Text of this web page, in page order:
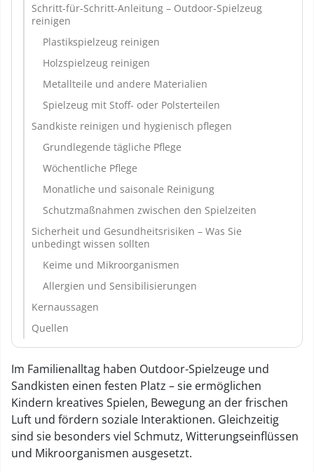
Schritt-für-Schritt-Anleitung – Outdoor-Spielzeug
reinigen
Plastikspielzeug reinigen
Holzspielzeug reinigen
Metallteile und andere Materialien
Spielzeug mit Stoff- oder Polsterteilen
Sandkiste reinigen und hygienisch pflegen
Grundlegende tägliche Pflege
Wöchentliche Pflege
Monatliche und saisonale Reinigung
Schutzmaßnahmen zwischen den Spielzeiten
Sicherheit und Gesundheitsrisiken – Was Sie
unbedingt wissen sollten
Keime und Mikroorganismen
Allergien und Sensibilisierungen
Kernaussagen
Quellen
Im Familienalltag haben Outdoor-Spielzeuge und
Sandkisten einen festen Platz – sie ermöglichen
Kindern kreatives Spielen, Bewegung an der frischen
Luft und fördern soziale Interaktionen. Gleichzeitig
sind sie besonders viel Schmutz, Witterungseinflüssen
und Mikroorganismen ausgesetzt.